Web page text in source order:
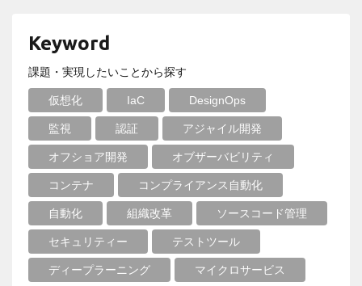
Keyword
課題・実現したいことから探す
仮想化 IaC DesignOps
監視 認証 アジャイル開発
オフショア開発 オブザーバビリティ
コンテナ コンプライアンス自動化
自動化 組織改革 ソースコード管理
セキュリティー テストツール
ディープラーニング マイクロサービス